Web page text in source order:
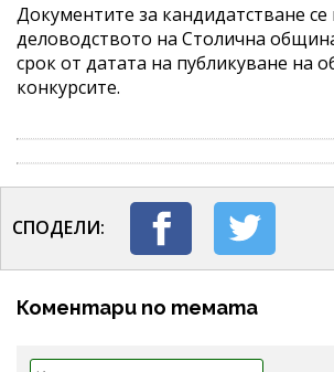
Документите за кандидатстване
деловодството на Столична
срок от датата на публикуване на
конкурсите.
СПОДЕЛИ:
Коментари по темата